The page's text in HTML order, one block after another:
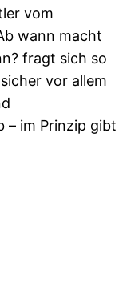
vom
wann macht
fragt sich so
vor allem
– im Prinzip gibt